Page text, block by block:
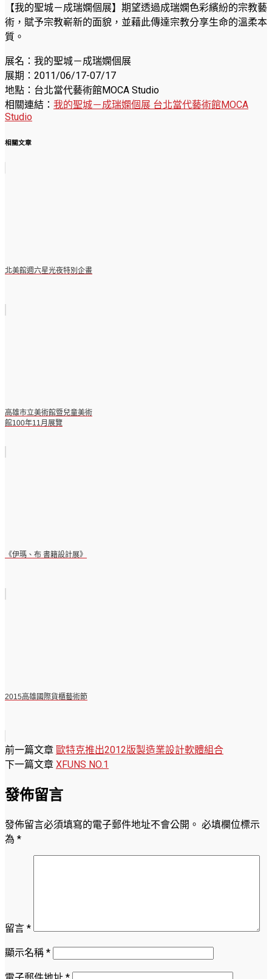
【我的聖城－成瑞嫻個展】期望透過成瑞嫻色彩繽紛的宗教藝
術，賦予宗教嶄新的面貌，並藉此傳達宗教分享生命的溫柔本
質。
展名：我的聖城－成瑞嫻個展
展期：2011/06/17-07/17
地點：台北當代藝術館MOCA Studio
相關連結： 我的聖城－成瑞嫻個展 台北當代藝術館MOCA
Studio
相關文章
北美館週六星光夜特別企畫
高雄市立美術館暨兒童美術
館100年11月展覽
《伊瑪、布 書籍設計展》
2015高雄國際貨櫃藝術節
前一篇文章 歐特克推出2012版製造業設計軟體組合
下一篇文章 XFUNS NO.1
發佈留言
發佈留言必須填寫的電子郵件地址不會公開。 必填欄位標示
為 *
留言 *
顯示名稱 *